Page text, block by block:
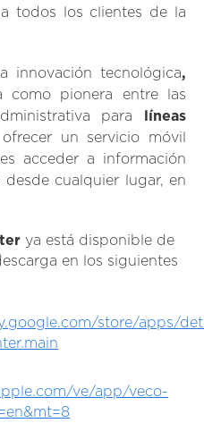
todos los clientes de la
innovación tecnológica,
como pionera entre las
para
líneas
un servicio móvil
acceder a información
cualquier lugar, en
ya está disponible de
en los siguientes
store/apps/
ve/app/veco-